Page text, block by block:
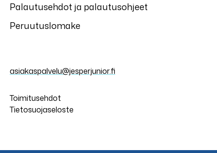
Palautusehdot ja palautusohjeet
Peruutuslomake
asiakaspalvelu@jesperjunior.fi
Toimitusehdot
Tietosuojaseloste